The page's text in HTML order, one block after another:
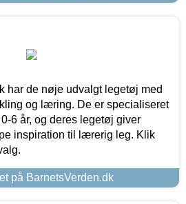
har de nøje udvalgt legetøj med
og læring. De er specialiseret
6 år, og deres legetøj giver
inspiration til lærerig leg. Klik
på BarnetsVerden.dk